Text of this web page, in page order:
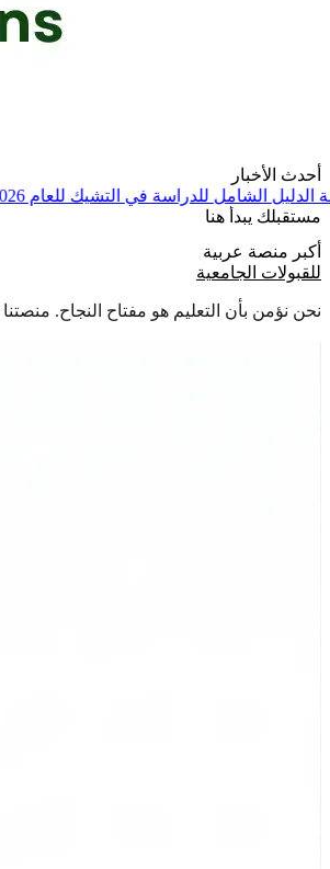
أحدث الأخبار
في التشيك للعام 2026
• مقالة الدليل
مستقبلك يبدأ هنا
أكبر منصة عربية
للقبولات الجامعية
نحن نؤمن بأن التعليم هو مفتاح النجاح.